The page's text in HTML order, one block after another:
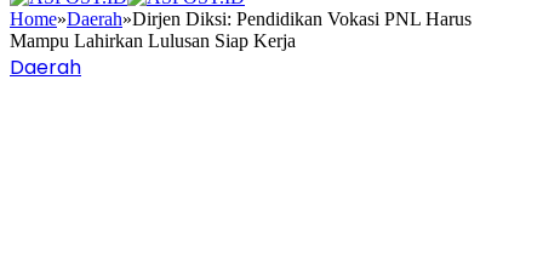
Home»Daerah»Dirjen Diksi: Pendidikan Vokasi PNL Harus
Mampu Lahirkan Lulusan Siap Kerja
Daerah